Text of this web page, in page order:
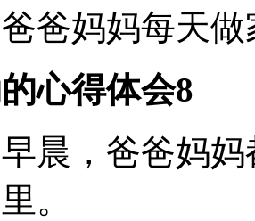
爸妈妈每天
心得体会8
晨，爸爸妈
。